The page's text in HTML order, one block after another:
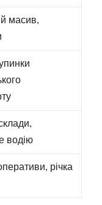
масив,
водію
річка